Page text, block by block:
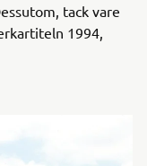
tack vare
1994,